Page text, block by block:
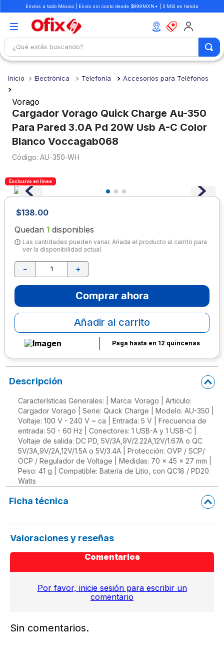
Envíos a todo México | Envío sin costo desde $999MXN* | 3 MSI en tienda
¿Qué estás buscando?
Electrónica Telefonía Accesorios para Teléfonos
Vorago
Cargador Vorago Quick Charge Au-350
Para Pared 3.0A Pd 20W Usb A-C Color
Blanco Voccagab068
: AU-350-WH
Exclusivo en línea
$138.00
Quedan 1 disponibles
Las cantidades pueden variar. Añada el producto al carrito para
ver la disponibilidad actual.
＋
－
Comprar ahora
Añadir al carrito
Paga hasta en 12 quincenas
Descripción
Características Generales: | Marca: Vorago | Articulo:
Cargador Vorago | Serie: Quick Charge | Modelo: AU-350 |
Voltaje: 100 V - 240 V ~ ca | Entrada: 5 V | Frecuencia de
entrada: 50 - 60 Hz | Conectores: 1 USB-A y 1 USB-C |
Voltaje de salida: DC PD, 5V/3A,9V/2.22A,12V/1.67A o QC
5V/3A,9V/2A,12V/1.5A o 5V/3.4A | Protección: OVP / SCP/
OCP / Regulador de Voltage | Medidas: 70 x 45 x 27 mm |
Peso: 41 g | Compatible: Batería de Litio, con QC18 / PD20
Watts
Ficha técnica
Valoraciones y reseñas
Comentarios
Por favor, inicie sesión para escribir un
comentario
Sin comentarios.
1.
mochilas
2.
libretas
3.
cuaderno
5 .
colores
7.
escritorio
10
escolar